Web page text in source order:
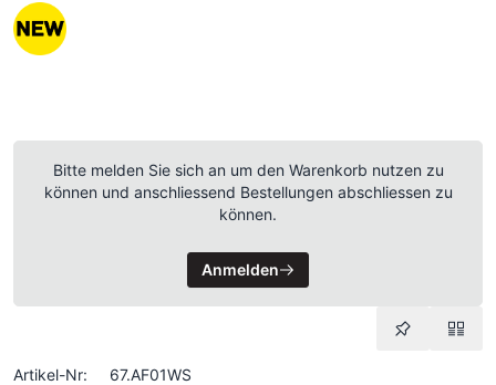
Bitte melden Sie sich an um den Warenkorb nutzen zu
können und anschliessend Bestellungen abschliessen zu
können.
Anmelden
Artikel-Nr:
67.AF01WS